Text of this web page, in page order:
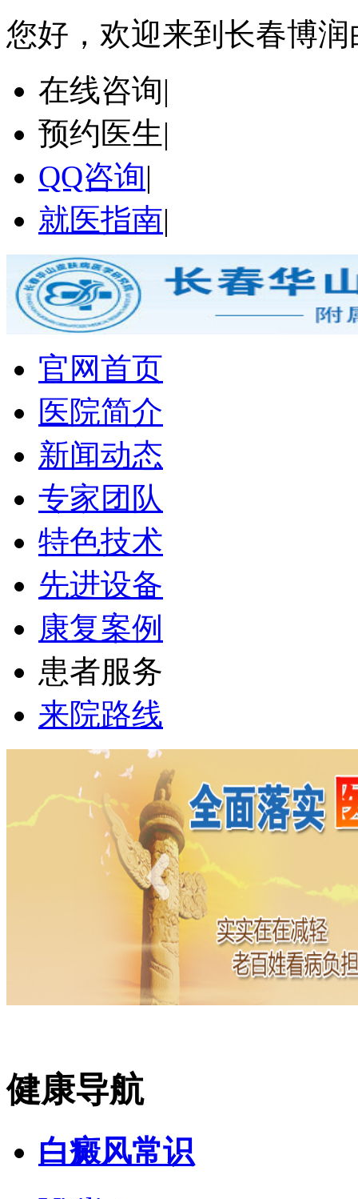
您好，欢迎来到长春博
在线咨询|
预约医生|
QQ咨询|
就医指南|
官网首页
医院简介
新闻动态
专家团队
特色技术
先进设备
康复案例
患者服务
来院路线
健康导航
白癜风常识